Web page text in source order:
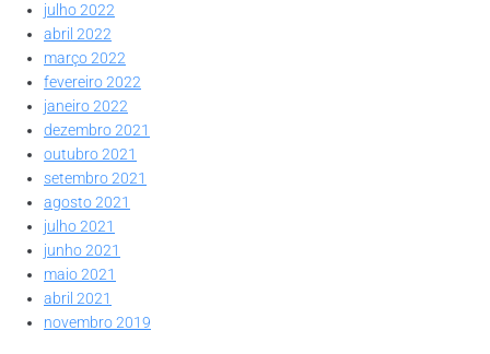
julho 2022
abril 2022
março 2022
fevereiro 2022
janeiro 2022
dezembro 2021
outubro 2021
setembro 2021
agosto 2021
julho 2021
junho 2021
maio 2021
abril 2021
novembro 2019